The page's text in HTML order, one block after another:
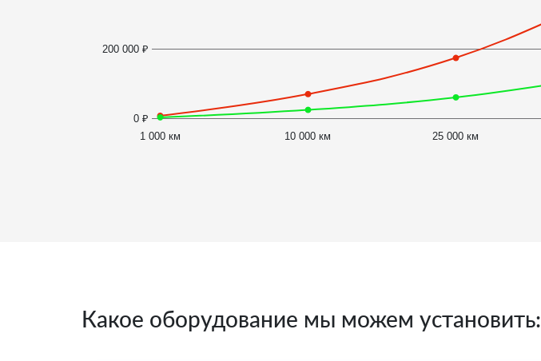
1 000 км 10 000 км 25 000 км
0 ₽
200 000 ₽
Какое оборудование мы можем установить: